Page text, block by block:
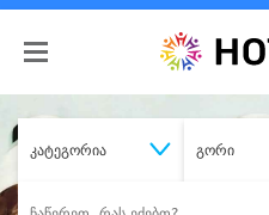
კატეგორია გორი